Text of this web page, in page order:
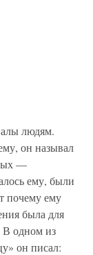
людям.
он называл
—
ему, были
почему ему
была для
В одном из
он писал: